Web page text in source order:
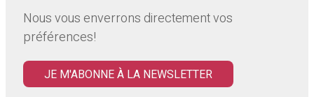
Nous vous enverrons directement vos
préférences!
JE M'ABONNE À LA NEWSLETTER